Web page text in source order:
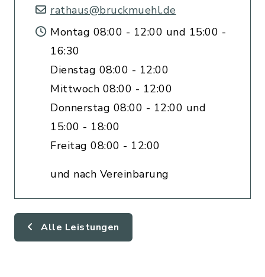
rathaus@bruckmuehl.de
Montag 08:00 - 12:00 und 15:00 -
16:30
Dienstag 08:00 - 12:00
Mittwoch 08:00 - 12:00
Donnerstag 08:00 - 12:00 und
15:00 - 18:00
Freitag 08:00 - 12:00
und nach Vereinbarung
Alle Leistungen